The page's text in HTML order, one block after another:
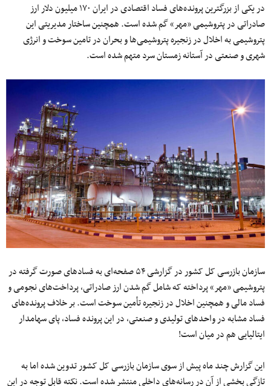
در یکی از بزرگترین پرونده‌های فساد اقتصادی در ایران ۱۷۰ میلیون دلار ارز
صادراتی در پتروشیمی «مهر» گم شده است. همچنین ساختار مدیریتی این
پتروشیمی به اخلال در زنجیره پتروشیمی‌ها و بحران در تامین سوخت و انرژی
شهری و صنعتی در آستانه زمستان سرد متهم شده است.
سازمان بازرسی کل کشور در گزارشی ۵۴ صفحه‌ای به فسادهای صورت گرفته در
پتروشیمی «مهر» پرداخته که شامل گم شدن ارز صادراتی، پرداخت‌های نجومی و
فساد مالی و همچنین اخلال در زنجیره تأمین سوخت است. بر خلاف پرونده‌های
فساد مشابه در واحدهای تولیدی و صنعتی، در این پرونده فساد، پای سهامدار
ایتالیایی هم در میان است!
این گزارش چند ماه پیش از سوی سازمان بازرسی کل کشور تدوین شده اما به
تازگی بخشی از آن در رسانه‌های داخلی منتشر شده است. نکته قابل توجه در این